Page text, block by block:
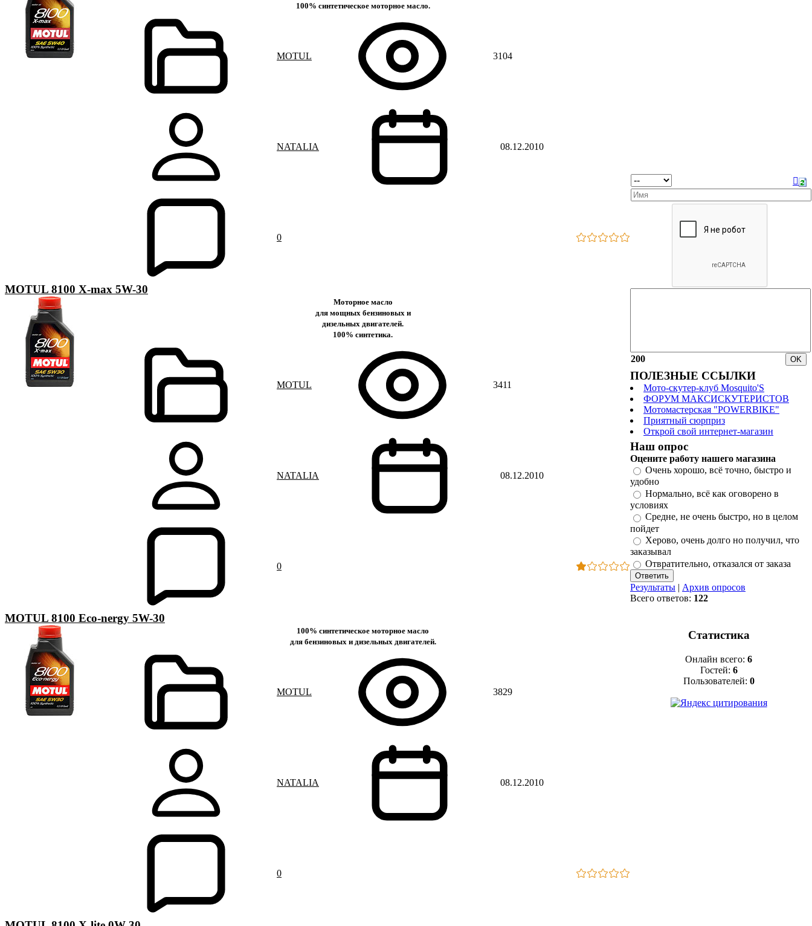
100% синтетическое моторное масло.
MOTUL 3104
NATALIA 08.12.2010
0
MOTUL 8100 X-max 5W-30
Моторное масло
для мощных бензиновых и
дизельных двигателей.
100% синтетика.
MOTUL 3411
NATALIA 08.12.2010
0
MOTUL 8100 Eco-nergy 5W-30
100% синтетическое моторное масло
для бензиновых и дизельных двигателей.
MOTUL 3829
NATALIA 08.12.2010
0
200
ПОЛЕЗНЫЕ ССЫЛКИ
Мото-скутер-клуб Mosquito'S
ФОРУМ МАКСИСКУТЕРИСТОВ
Мотомастерская "POWERBIKE"
Приятный сюрприз
Открой свой интернет-магазин
Наш опрос
Оцените работу нашего магазина
Очень хорошо, всё точно, быстро и
удобно
Нормально, всё как оговорено в
условиях
Средне, не очень быстро, но в целом
пойдет
Херово, очень долго но получил, что
заказывал
Отвратительно, отказался от заказа
Результаты | Архив опросов
Всего ответов: 122
Статистика
Онлайн всего: 6
Гостей: 6
Пользователей: 0